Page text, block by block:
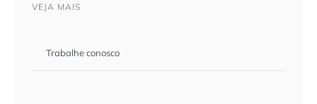
VEJA MAIS
Trabalhe conosco